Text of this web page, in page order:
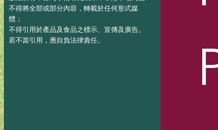
不得將全部或部分內容，轉載於任何形式媒
體；
不得引用於產品及食品之標示、宣傳及廣告。
若不當引用，應自負法律責任。